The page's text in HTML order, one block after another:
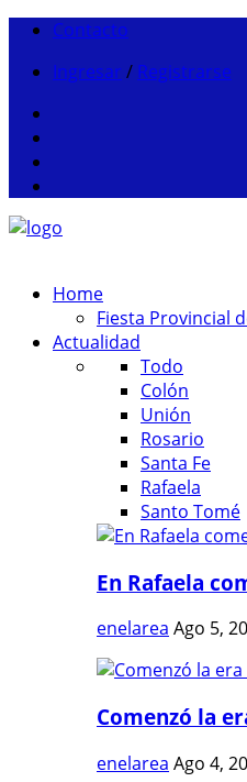
Contacto
Ingresar / Registrarse
Home
Fiesta Provincial
Actualidad
Todo
Colón
Unión
Rosario
Santa Fe
Rafaela
Santo Tomé
En Rafaela
enelarea Ago 5,
Comenzó la
enelarea Ago 4,